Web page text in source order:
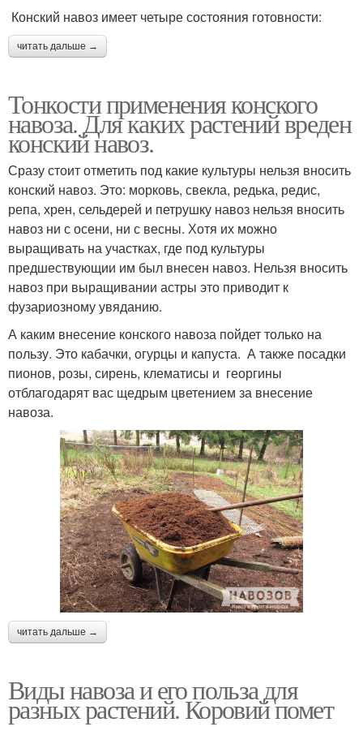
Конский навоз имеет четыре состояния готовности:
читать дальше →
Тонкости применения конского
навоза. Для каких растений вреден
конский навоз.
Сразу стоит отметить под какие культуры нельзя вносить
конский навоз. Это: морковь, свекла, редька, редис,
репа, хрен, сельдерей и петрушку навоз нельзя вносить
навоз ни с осени, ни с весны. Хотя их можно
выращивать на участках, где под культуры
предшествующии им был внесен навоз. Нельзя вносить
навоз при выращивании астры это приводит к
фузариозному увяданию.
А каким внесение конского навоза пойдет только на
пользу. Это кабачки, огурцы и капуста. А также посадки
пионов, розы, сирень, клематисы и георгины
отблагодарят вас щедрым цветением за внесение
навоза.
читать дальше →
Виды навоза и его польза для
разных растений. Коровий помет